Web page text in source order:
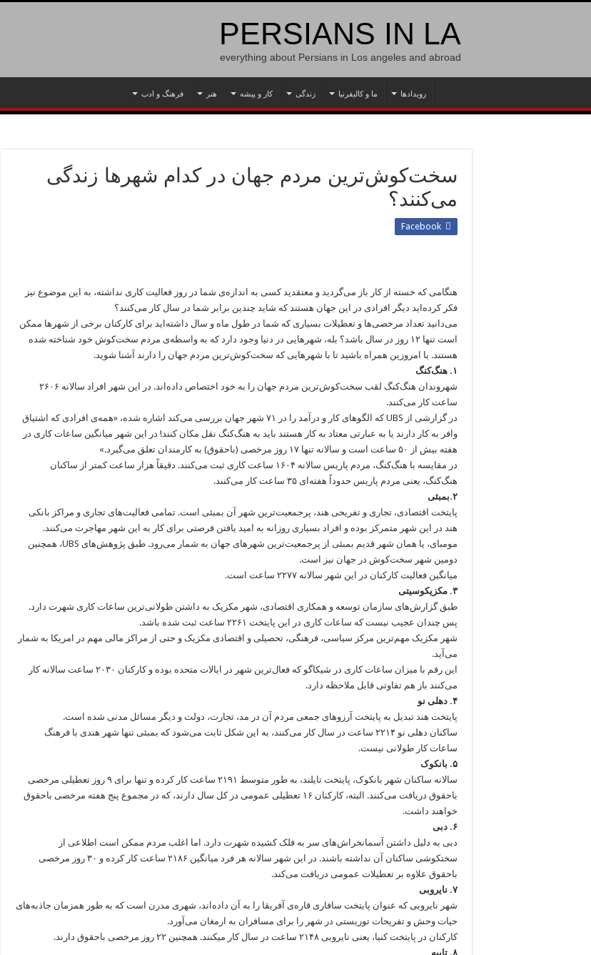
PERSIANS IN LA
everything about Persians in Los angeles and abroad
رویدادها ما و کالیفرنیا زندگی کار و پیشه هنر فرهنگ و ادب
سخت‌کوش‌ترین مردم جهان در کدام شهرها زندگی
می‌کنند؟
Facebook
هنگامی که خسته از کار باز می‌گردید و معتقدید کسی به اندازه‌ی شما در روز فعالیت کاری نداشته، به این موضوع نیز
فکر کرده‌اید دیگر افرادی در این جهان هستند که شاید چندین برابر شما در سال کار می‌کنند؟
می‌دانید تعداد مرخصی‌ها و تعطیلات بسیاری که شما در طول ماه و سال داشته‌اید برای کارکنان برخی از شهرها ممکن
است تنها ۱۲ روز در سال باشد؟ بله، شهرهایی در دنیا وجود دارد که به واسطه‌ی مردم سخت‌کوش خود شناخته شده
هستند. با امروزین همراه باشید تا با شهرهایی که سخت‌کوش‌ترین مردم جهان را دارند آشنا شوید.
۱. هنگ‌کنگ
شهروندان هنگ‌کنگ لقب سخت‌کوش‌ترین مردم جهان را به خود اختصاص داده‌اند. در این شهر افراد سالانه ۲۶۰۶
ساعت کار می‌کنند.
در گزارشی از UBS که الگوهای کار و درآمد را در ۷۱ شهر جهان بررسی می‌کند اشاره شده، «همه‌ی افرادی که اشتیاق
وافر به کار دارند یا به عبارتی معتاد به کار هستند باید به هنگ‌کنگ نقل مکان کنند!‌ در این شهر میانگین ساعات کاری در
هفته بیش از ۵۰ ساعت است و سالانه تنها ۱۷ روز مرخصی (باحقوق) به کارمندان تعلق می‌گیرد.»
در مقایسه با هنگ‌کنگ، مردم پاریس سالانه ۱۶۰۴ ساعت کاری ثبت می‌کنند. دقیقاً هزار ساعت کمتر از ساکنان
هنگ‌کنگ، یعنی مردم پاریس حدوداً هفته‌ای ۳۵ ساعت کار می‌کنند.
۲.بمبئی
پایتخت اقتصادی، تجاری و تفریحی هند، پرجمعیت‌ترین شهر آن بمبئی است. تمامی فعالیت‌های تجاری و مراکز بانکی
هند در این شهر متمرکز بوده و افراد بسیاری روزانه به امید یافتن فرصتی برای کار به این شهر مهاجرت می‌کنند.
مومبای، یا همان شهر قدیم بمبئی از پرجمعیت‌ترین شهرهای جهان به شمار می‌رود. طبق پژوهش‌های UBS، همچنین
دومین شهر سخت‌کوش در جهان نیز است.
میانگین فعالیت کارکنان در این شهر سالانه ۲۲۷۷ ساعت است.
۳. مکزیکوسیتی
طبق گزارش‌های سازمان توسعه و همکاری اقتصادی، شهر مکزیک به داشتن طولانی‌ترین ساعات کاری شهرت دارد.
پس چندان عجیب نیست که ساعات کاری در این پایتخت ۲۲۶۱ ساعت ثبت شده باشد.
شهر مکزیک مهم‌ترین مرکز سیاسی، فرهنگی، تحصیلی و اقتصادی مکزیک و حتی از مراکز مالی مهم در امریکا به شمار
می‌آید.
این رقم با میزان ساعات کاری در شیکاگو که فعال‌ترین شهر در ایالات متحده بوده و کارکنان ۲۰۳۰ ساعت سالانه کار
می‌کنند باز هم تفاوتی قابل ملاحظه دارد.
۴. دهلی نو
پایتخت هند تبدیل به پایتخت آرزوهای جمعی مردم آن در مد، تجارت، دولت و دیگر مسائل مدنی شده است.
ساکنان دهلی نو ۲۲۱۴ ساعت در سال کار می‌کنند، به این شکل ثابت می‌شود که بمبئی تنها شهر هندی با فرهنگ
ساعات کار طولانی نیست.
۵. بانکوک
سالانه ساکنان شهر بانکوک، پایتخت تایلند، به طور متوسط ۲۱۹۱ ساعت کار کرده و تنها برای ۹ روز تعطیلی مرخصی
باحقوق دریافت می‌کنند. البته، کارکنان ۱۶ تعطیلی عمومی در کل سال دارند، که در مجموع پنج هفته مرخصی باحقوق
خواهند داشت.
۶. دبی
دبی به دلیل داشتن آسمان‎خراش‌های سر به فلک کشیده شهرت دارد. اما اغلب مردم ممکن است اطلاعی از
سخت‎کوشی ساکنان آن نداشته باشند. در این شهر سالانه هر فرد میانگین ۲۱۸۶ ساعت کار کرده و ۳۰ روز مرخصی
باحقوق علاوه بر تعطیلات عمومی دریافت می‏‌کند.
۷. نایروبی
شهر نایروبی که عنوان پایتخت سافاری قاره‌ی آفریقا را به آن داده‌‌اند، شهری مدرن است که به طور همزمان جاذبه‌های
حیات وحش و تفریحات توریستی در شهر را برای مسافران به ارمغان می‌آورد.
کارکنان در پایتخت کنیا، یعنی نایروبی ۲۱۴۸ ساعت در سال کار می‎کنند. همچنین ۲۲ روز مرخصی باحقوق دارند.
۸. تایپه